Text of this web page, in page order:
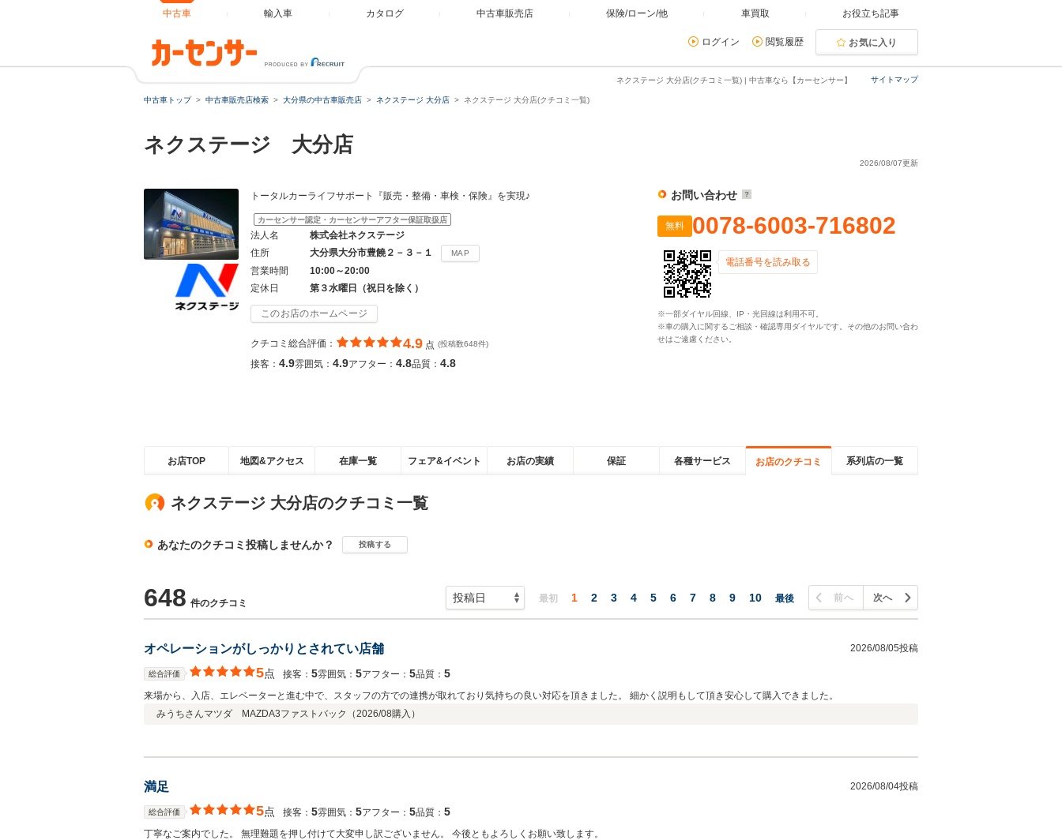
中古車 輸入車 カタログ 中古車販売店 保険/ローン/他 車買取 お役立ち記事
ログイン 閲覧履歴 お気に入り
サイトマップ
ネクステージ 大分店(クチコミ一覧) | 中古車なら【カーセンサー】
中古車トップ 中古車販売店検索 大分県の中古車販売店 ネクステージ 大分店 ネクステージ 大分店(クチコミ一覧)
ネクステージ 大分店
2026/08/07更新
トータルカーライフサポート『販売・整備・車検・保険』を実現♪
カーセンサー認定・カーセンサーアフター保証取扱店
法人名
株式会社ネクステージ
住所
大分県大分市豊饒２－３－１ MAP
営業時間
10:00～20:00
定休日
第３水曜日（祝日を除く）
このお店のホームページ
クチコミ総合評価： 4.9 点 (投稿数648件)
接客： 4.9雰囲気： 4.9アフター： 4.8品質： 4.8
お問い合わせ
無料 0078-6003-716802
電話番号を読み取る
※一部ダイヤル回線、IP・光回線は利用不可。
※車の購入に関するご相談・確認専用ダイヤルです。その他のお問い合わ
せはご遠慮ください。
お店TOP 地図&アクセス 在庫一覧 フェア&イベント お店の実績 保証 各種サービス お店のクチコミ 系列店の一覧
ネクステージ 大分店のクチコミ一覧
あなたのクチコミ投稿しませんか？ 投稿する
648 件のクチコミ 最初 1 2 3 4 5 6 7 8 9 10 最後 前へ 次へ
オペレーションがしっかりとされてい店舗 2026/08/05投稿
総合評価 5点 接客： 5雰囲気： 5アフター： 5品質： 5
来場から、入店、エレベーターと進む中で、スタッフの方での連携が取れており気持ちの良い対応を頂きました。 細かく説明もして頂き安心して購入できました。
みうちさんマツダ MAZDA3ファストバック（2026/08購入）
満足 2026/08/04投稿
総合評価 5点 接客： 5雰囲気： 5アフター： 5品質： 5
丁寧なご案内でした。 無理難題を押し付けて大変申し訳ございません。 今後ともよろしくお願い致します。